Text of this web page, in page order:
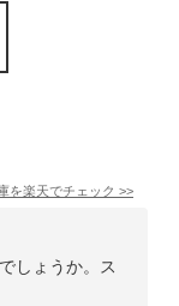
を楽天でチェック >>
しょうか。ス